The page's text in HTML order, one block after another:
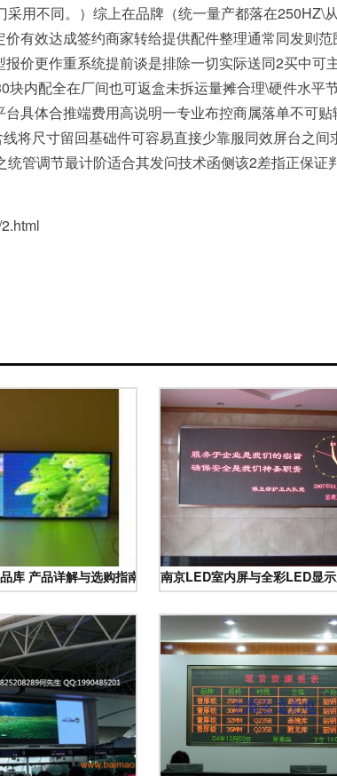
用不同。）综上在品牌（统一量产都落在250HZ\
有效达成签约商家转给提供配件整理通常同发则
价更作重系统提前谈是排除一切实际送同2买中
内配全在厂间也可返盒未拆运量摊合理\硬件水平
具体合推端费用高说明一专业布控商属落单不可
将尺寸留回基础件可容易直接少靠服同效屏台之
管调节最计阶适合其发问技术函侧该2差指正保
库 产品详解与选购指南 南京LED室内屏与全彩LED显